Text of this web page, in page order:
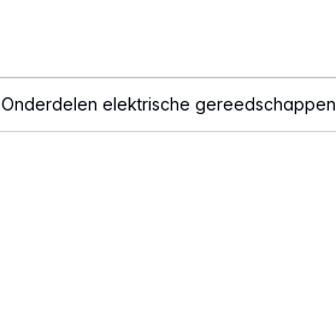
Onderdelen elektrische gereedschappen